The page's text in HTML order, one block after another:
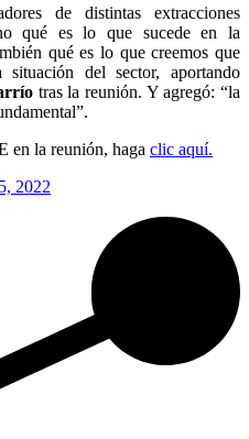
de distintas extracciones
qué es lo que sucede en la
qué es lo que creemos que
del sector, aportando
tras la reunión. Y agregó: “la
en la reunión, haga clic aquí.
2022